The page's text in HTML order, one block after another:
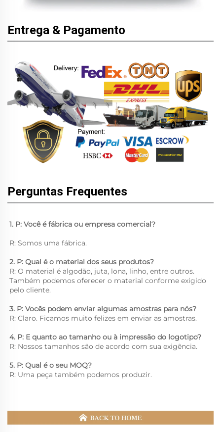
Entrega & Pagamento
Perguntas Frequentes
1. P: Você é fábrica ou empresa comercial?
R: Somos uma fábrica.
2. P: Qual é o material dos seus produtos?
R: O material é algodão, juta, lona, linho, entre outros.
Também podemos oferecer o material conforme exigido
pelo cliente.
3. P: Vocês podem enviar algumas amostras para nós?
R: Claro. Ficamos muito felizes em enviar as amostras.
4. P: E quanto ao tamanho ou à impressão do logotipo?
R: Nossos tamanhos são de acordo com sua exigência.
5. P: Qual é o seu MOQ?
R: Uma peça também podemos produzir.